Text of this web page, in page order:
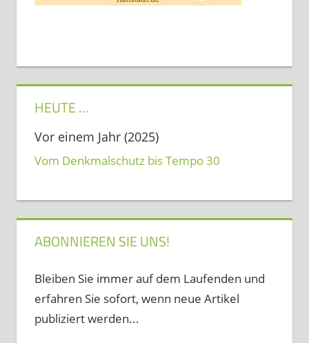
HEUTE …
Vor einem Jahr (2025)
Vom Denkmalschutz bis Tempo 30
ABONNIEREN SIE UNS!
Bleiben Sie immer auf dem Laufenden und
erfahren Sie sofort, wenn neue Artikel
publiziert werden...